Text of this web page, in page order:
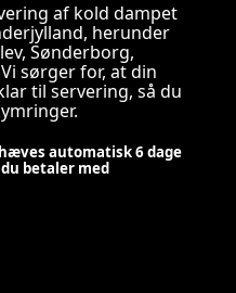
af kold dampet
herunder
Sønderborg,
sørger for, at din
til servering, så du
automatisk 6 dage
betaler med